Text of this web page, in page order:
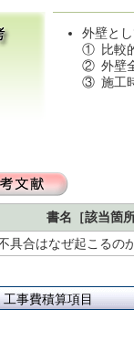
外壁と
① 比較
② 外壁
③ 施工
書名［該当箇
具合はなぜ起こるの
工事費積算項目